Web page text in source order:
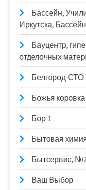
Бассейн,
Иркутска, Бассейн
Бауцентр,
отделочных
Белгород-СТО
Божья коровка
Бор-1
Бытовая
Бытсервис,
Ваш Выбор